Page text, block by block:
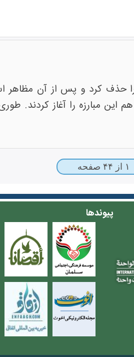
حذف کرد و پس از آن مظاهر
این مبارزه را آغاز کردند.
۱ از ۴۴ صفحه
پیوندها